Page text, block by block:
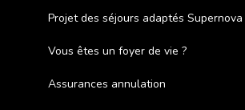
Projet des séjours adaptés Supernova
Vous êtes un foyer de vie ?
Assurances annulation